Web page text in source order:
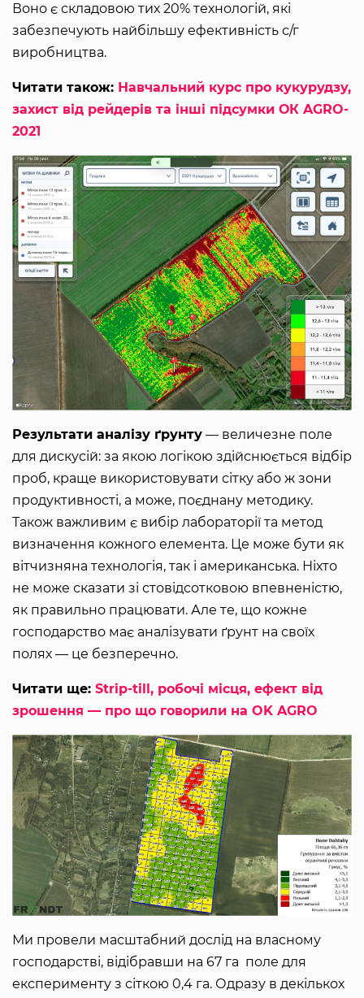
Воно є складовою тих 20% технологій, які
забезпечують найбільшу ефективність с/г
виробництва.
Читати також: Навчальний курс про кукурудзу,
захист від рейдерів та інші підсумки ОК AGRO-
2021
Результати аналізу ґрунту — величезне поле
для дискусій: за якою логікою здійснюється відбір
проб, краще використовувати сітку або ж зони
продуктивності, а може, поєднану методику.
Також важливим є вибір лабораторії та метод
визначення кожного елемента. Це може бути як
вітчизняна технологія, так і американська. Ніхто
не може сказати зі стовідсотковою впевненістю,
як правильно працювати. Але те, що кожне
господарство має аналізувати ґрунт на своїх
полях — це безперечно.
Читати ще: Strip-till, робочі місця, ефект від
зрошення — про що говорили на OK AGRO
Ми провели масштабний дослід на власному
господарстві, відібравши на 67 га поле для
експерименту з сіткою 0,4 га. Одразу в декількох